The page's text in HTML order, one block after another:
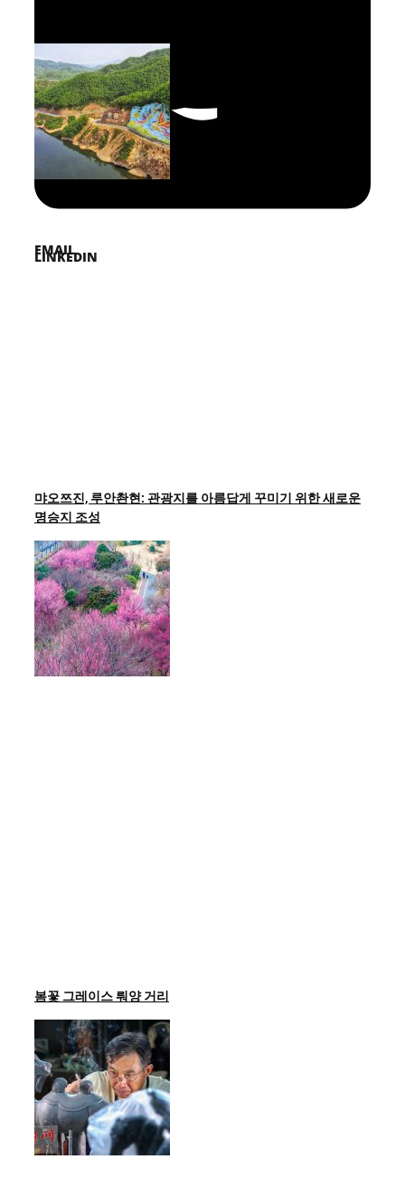
FACEBOOK
PINTEREST
TWITTER
LINKEDIN
EMAIL
먀오쯔진, 루안촨현: 관광지를 아름답게 꾸미기 위한 새로운
명승지 조성
봄꽃 그레이스 뤄양 거리